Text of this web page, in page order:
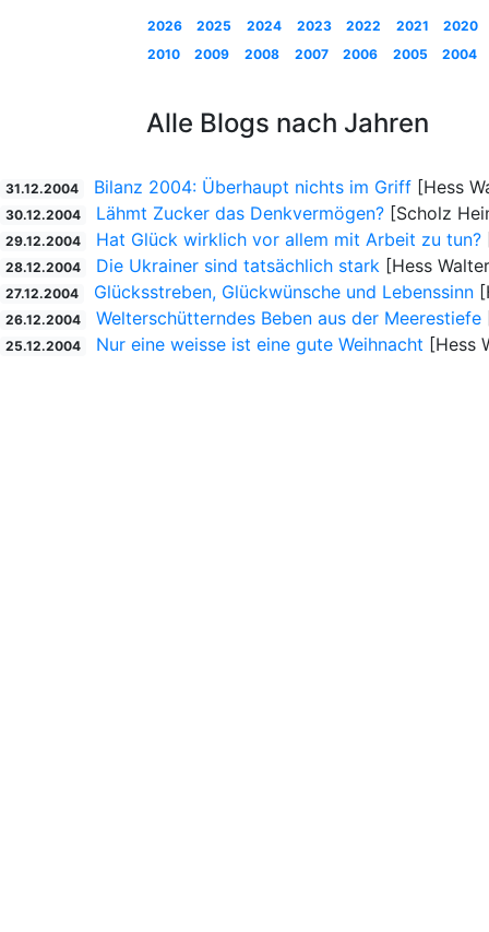
2026 2025 2024 2023 2022 2021
2020
2010
2009 2008 2007 2006 2005 2004
Alle Blogs nach Jahren
31.12.2004 Bilanz 2004: Überhaupt nichts im Griff[Hess
30.12.2004 Lähmt Zucker das Denkvermögen?[Scholz
29.12.2004 Hat Glück wirklich vor allem mit Arbeit zu tun?
28.12.2004 Die Ukrainer sind tatsächlich stark [Hess
27.12.2004 Glücksstreben, Glückwünsche und Lebenssinn
26.12.2004 Welterschütterndes Beben aus der Meerestiefe
25.12.2004 Nur eine weisse ist eine gute Weihnacht [Hess